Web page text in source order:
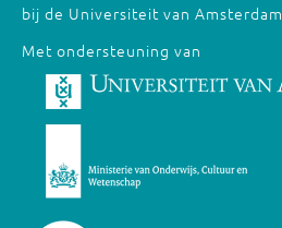
bij de Universiteit van Amsterdam
Met ondersteuning van